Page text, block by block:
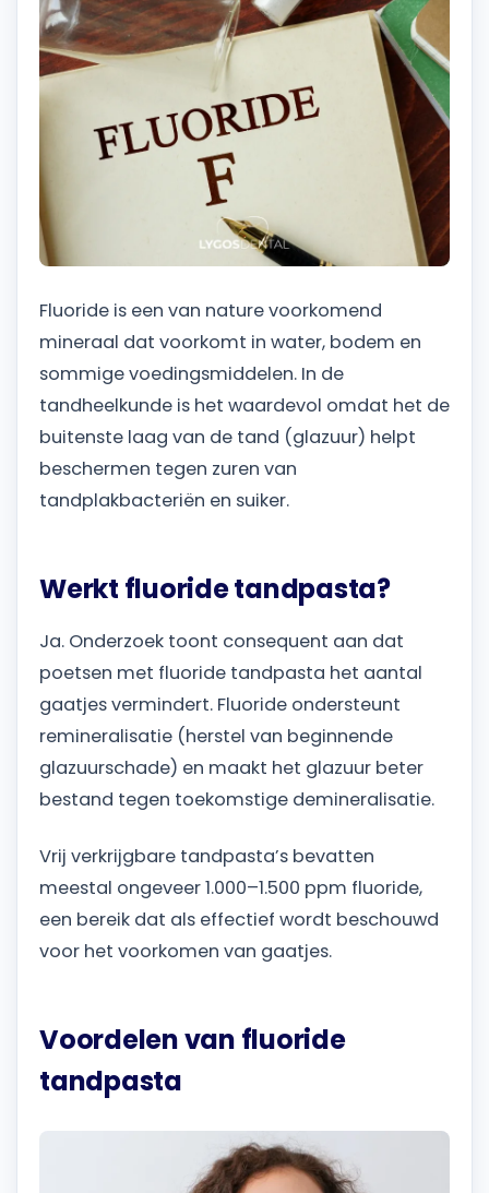
Fluoride is een van nature voorkomend
mineraal dat voorkomt in water, bodem en
sommige voedingsmiddelen. In de
tandheelkunde is het waardevol omdat het de
buitenste laag van de tand (glazuur) helpt
beschermen tegen zuren van
tandplakbacteriën en suiker.
Werkt fluoride tandpasta?
Ja. Onderzoek toont consequent aan dat
poetsen met fluoride tandpasta het aantal
gaatjes vermindert. Fluoride ondersteunt
remineralisatie (herstel van beginnende
glazuurschade) en maakt het glazuur beter
bestand tegen toekomstige demineralisatie.
Vrij verkrijgbare tandpasta’s bevatten
meestal ongeveer 1.000–1.500 ppm fluoride,
een bereik dat als effectief wordt beschouwd
voor het voorkomen van gaatjes.
Voordelen van fluoride
tandpasta